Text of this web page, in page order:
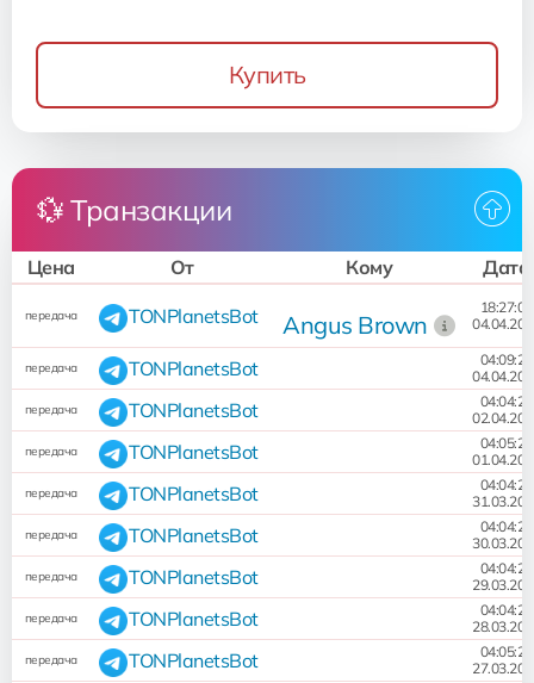
Купить
💱 Транзакции
Цена От Кому Дата
передача TONPlanetsBot Angus Brown
18:27:03
передача TONPlanetsBot
04:09:26
передача TONPlanetsBot
04:04:26
передача TONPlanetsBot
04:05:26
передача TONPlanetsBot
04:04:26
передача TONPlanetsBot
04:04:28
передача TONPlanetsBot
04:04:26
передача TONPlanetsBot
04:04:29
передача TONPlanetsBot
04:05:26